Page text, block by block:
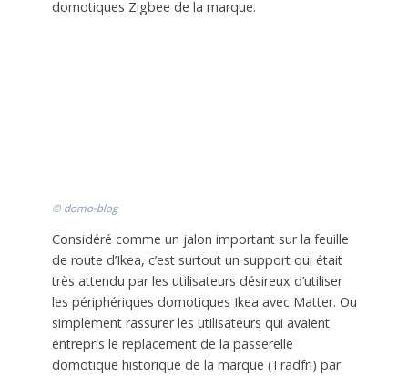
domotiques Zigbee de la marque.
© domo-blog
Considéré comme un jalon important sur la feuille
de route d’Ikea, c’est surtout un support qui était
très attendu par les utilisateurs désireux d’utiliser
les périphériques domotiques Ikea avec Matter. Ou
simplement rassurer les utilisateurs qui avaient
entrepris le replacement de la passerelle
domotique historique de la marque (Tradfri) par